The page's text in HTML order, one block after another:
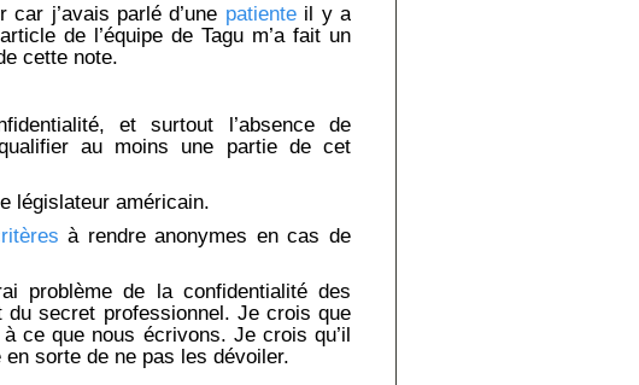
car j’avais parlé d’une patienteil y a
de l’équipe de Tagu m’a fait un
cette note.
et surtout l’absence de
au moins une partie de cet
législateur américain.
à rendre anonymes en cas de
problème de la confidentialité des
secret professionnel. Je crois que
ce que nous écrivons. Je crois qu’il
sorte de ne pas les dévoiler.